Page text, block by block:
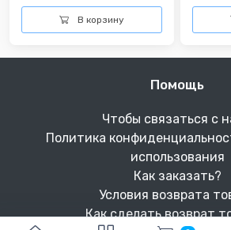
В корзину
Помощь
Чтобы связаться с
Политика
использования
Как заказать?
Условия возврата
Как сделать возврат